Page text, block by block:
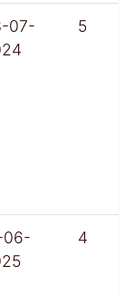
07-
5
06-
4